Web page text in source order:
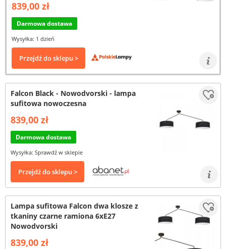
839,00 zł
Darmowa dostawa
Wysyłka: 1 dzień
Przejdź do sklepu >
Falcon Black - Nowodvorski - lampa
sufitowa nowoczesna
839,00 zł
Darmowa dostawa
Wysyłka: Sprawdź w sklepie
Przejdź do sklepu >
Lampa sufitowa Falcon dwa klosze z
tkaniny czarne ramiona 6xE27
Nowodvorski
839,00 zł